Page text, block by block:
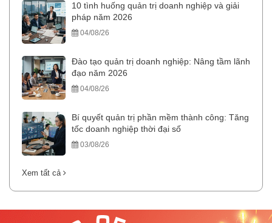
10 tình huống quản trị doanh nghiệp và giải
pháp năm 2026
04/08/26
Đào tạo quản trị doanh nghiệp: Nâng tầm lãnh
đạo năm 2026
04/08/26
Bí quyết quản trị phần mềm thành công: Tăng
tốc doanh nghiệp thời đại số
03/08/26
Xem tất cả